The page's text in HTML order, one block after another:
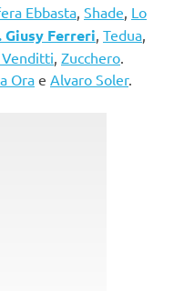
Ebbasta Shade Lo
Giusy Ferreri Tedua
Zucchero
Ora e Alvaro Soler.